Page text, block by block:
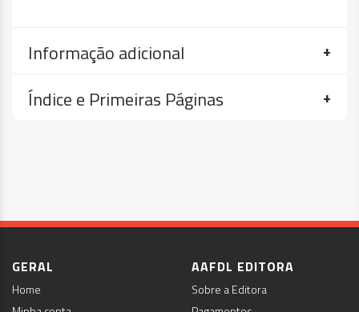
Informação adicional
Índice e Primeiras Páginas
GERAL
Home
AAFDL EDITORA
Sobre a Editora